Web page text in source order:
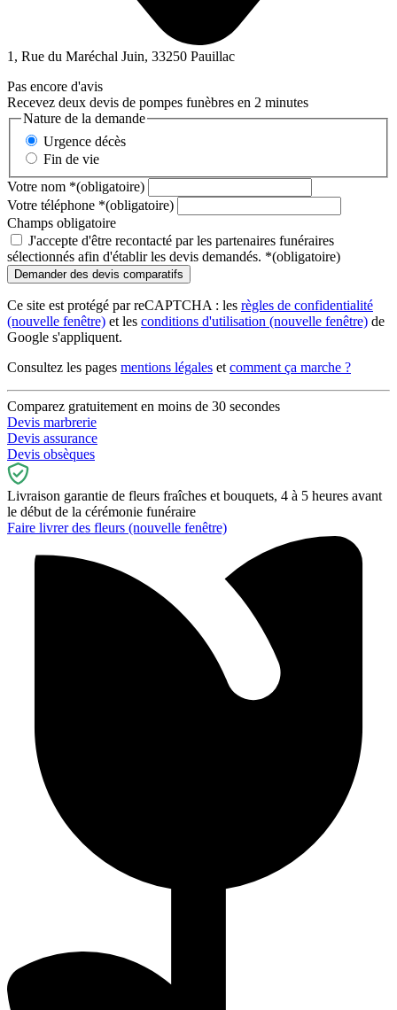
1, Rue du Maréchal Juin, 33250 Pauillac
Pas encore d'avis
Recevez deux devis de pompes funèbres en 2 minutes
Nature de la demande
Urgence décès
Fin de vie
Votre nom *(obligatoire)
Votre téléphone *(obligatoire)
Champs obligatoire
J'accepte d'être recontacté par les partenaires funéraires
sélectionnés afin d'établir les devis demandés. *(obligatoire)
Ce site est protégé par reCAPTCHA : les règles de confidentialité
(nouvelle fenêtre) et les conditions d'utilisation (nouvelle fenêtre) de
Google s'appliquent.
Consultez les pages mentions légales et comment ça marche ?
Comparez gratuitement en moins de 30 secondes
Devis marbrerie
Devis assurance
Devis obsèques
Livraison garantie de fleurs fraîches et bouquets, 4 à 5 heures avant
le début de la cérémonie funéraire
Faire livrer des fleurs (nouvelle fenêtre)